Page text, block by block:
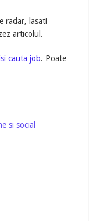
radar, lasati
articolul.
cauta job. Poate
si social